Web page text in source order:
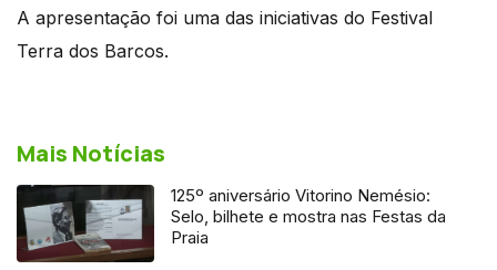
A apresentação foi uma das iniciativas do Festival
Terra dos Barcos.
Mais Notícias
125º aniversário Vitorino Nemésio:
Selo, bilhete e mostra nas Festas da
Praia